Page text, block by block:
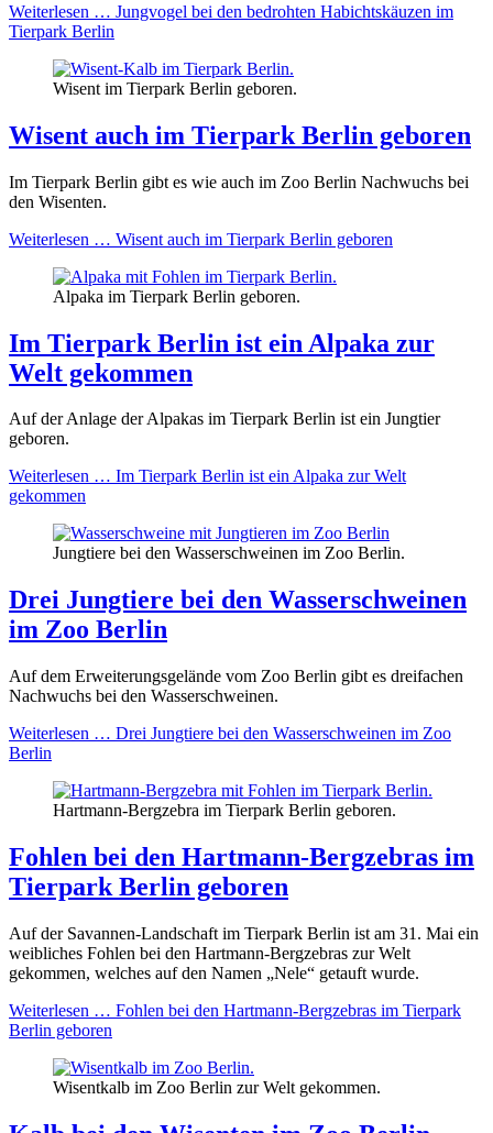
Weiterlesen … Jungvogel bei den bedrohten Habichtskäuzen im
Tierpark Berlin
Wisent im Tierpark Berlin geboren.
Wisent auch im Tierpark Berlin geboren
Im Tierpark Berlin gibt es wie auch im Zoo Berlin Nachwuchs bei
den Wisenten.
Weiterlesen … Wisent auch im Tierpark Berlin geboren
Alpaka im Tierpark Berlin geboren.
Im Tierpark Berlin ist ein Alpaka zur
Welt gekommen
Auf der Anlage der Alpakas im Tierpark Berlin ist ein Jungtier
geboren.
Weiterlesen … Im Tierpark Berlin ist ein Alpaka zur Welt
gekommen
Jungtiere bei den Wasserschweinen im Zoo Berlin.
Drei Jungtiere bei den Wasserschweinen
im Zoo Berlin
Auf dem Erweiterungsgelände vom Zoo Berlin gibt es dreifachen
Nachwuchs bei den Wasserschweinen.
Weiterlesen … Drei Jungtiere bei den Wasserschweinen im Zoo
Berlin
Hartmann-Bergzebra im Tierpark Berlin geboren.
Fohlen bei den Hartmann-Bergzebras im
Tierpark Berlin geboren
Auf der Savannen-Landschaft im Tierpark Berlin ist am 31. Mai ein
weibliches Fohlen bei den Hartmann-Bergzebras zur Welt
gekommen, welches auf den Namen „Nele“ getauft wurde.
Weiterlesen … Fohlen bei den Hartmann-Bergzebras im Tierpark
Berlin geboren
Wisentkalb im Zoo Berlin zur Welt gekommen.